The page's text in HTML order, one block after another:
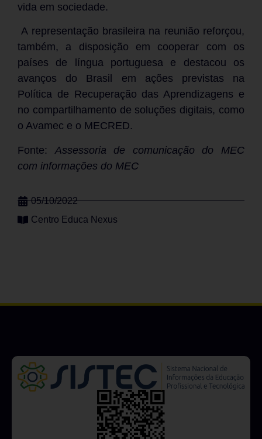
vida em sociedade.
A representação brasileira na reunião reforçou,
também, a disposição em cooperar com os
países de língua portuguesa e destacou os
avanços do Brasil em ações previstas na
Política de Recuperação das Aprendizagens e
no compartilhamento de soluções digitais, como
o Avamec e o MECRED.
Fonte: Assessoria de comunicação do MEC
com informações do MEC
05/10/2022
Centro Educa Nexus